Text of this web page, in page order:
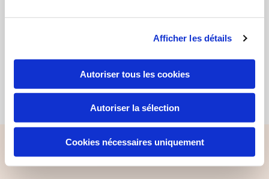
Afficher les détails
Autoriser tous les cookies
Autoriser la sélection
Cookies nécessaires uniquement
© 2019 - Andelssamfundet i Hjortshøj, 8530 Hjortshøj